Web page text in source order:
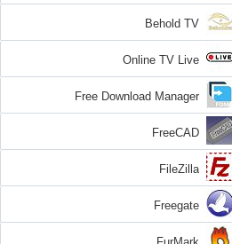
Behold TV
Online TV Live
Free Download Manager
FreeCAD
FileZilla
Freegate